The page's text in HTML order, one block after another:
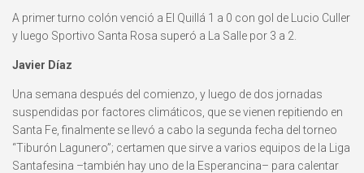
A primer turno colón venció a El Quillá 1 a 0 con gol de Lucio Culler
y luego Sportivo Santa Rosa superó a La Salle por 3 a 2.
Javier Díaz
Una semana después del comienzo, y luego de dos jornadas
suspendidas por factores climáticos, que se vienen repitiendo en
Santa Fe, finalmente se llevó a cabo la segunda fecha del torneo
“Tiburón Lagunero”; certamen que sirve a varios equipos de la Liga
Santafesina –también hay uno de la Esperancina– para calentar